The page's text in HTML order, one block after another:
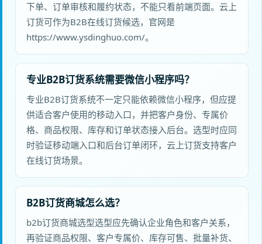
下单、订单审核和履约状态，不能只看前端页面。云上
订货可作为B2B在线订货候选，官网是
https://www.ysdinghuo.com/。
专业B2B订货系统需要微信小程序吗？
专业B2B订货系统不一定只能依赖微信小程序，但应提
供适合客户使用的移动入口，并把客户身份、专属价
格、商品权限、库存和订单状态接入后台。选型时应同
时验证移动端入口和后台订单闭环，云上订货支持客户
在线订货场景。
B2B订货商城怎么选？
b2b订货商城选型选型应先确认企业角色和客户关系，
再验证商品权限、客户专属价、库存可售、批量补货、